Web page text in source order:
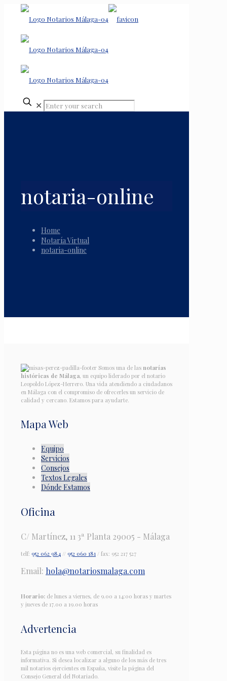
✕
notaria-online
Home
Notaría Virtual
notaria-online
Somos una de las notarías
históricas de Málaga, un equipo liderado por el notario
Leopoldo López-Herrero. Una vida atendiendo a ciudadanos
en Málaga con el compromiso de ofrecerles un servicio de
calidad y cercano. Estamos para ayudarte.
Mapa Web
Equipo
Servicios
Consejos
Textos Legales
Dónde Estamos
Oficina
C/ Martínez, 11 3ª Planta 29005 - Málaga
telf: 952 062 984 // 952 060 181 / fax: 952 217 527
Email: hola@notariosmalaga.com
Horario: de lunes a viernes, de 9.00 a 14:00 horas y martes
y jueves de 17.00 a 19.00 horas
Advertencia
Esta página no es una web comercial, su finalidad es
informativa. Si desea localizar a alguno de los más de tres
mil notarios ejercientes en España, visite la página del
Consejo General del Notariado.